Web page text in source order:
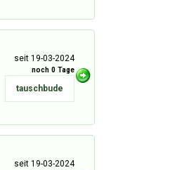
seit 19-03-2024
noch 0 Tage
tauschbude
seit 19-03-2024